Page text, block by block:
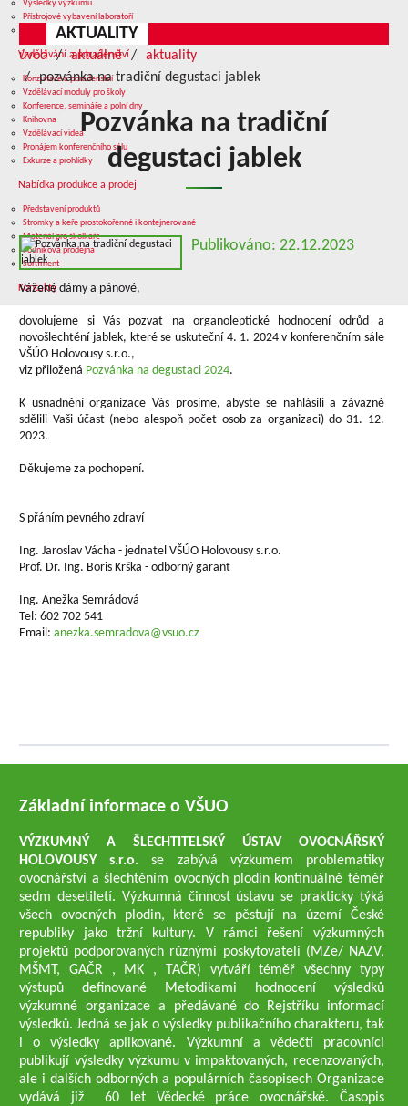
Výsledky výzkumu
Přístrojové vybavení laboratoří
Služby v oblasti výzkumu
Vzdělávání a poradenství
Konzultace a poradenství
Vzdělávací moduly pro školy
Konference, semináře a polní dny
Knihovna
Vzdělávací videa
Pronájem konferenčního sálu
Exkurze a prohlídky
Nabídka produkce a prodej
Představení produktů
Stromky a keře prostokořenné i kontejnerované
Materiál pro školkaře
Podniková prodejna
Sortiment
Kontakty
AKTUALITY
úvod aktuálně
aktuality
pozvánka na tradiční degustaci jablek
Pozvánka na tradiční
degustaci jablek
Publikováno: 22.12.2023
Vážené dámy a pánové,
dovolujeme si Vás pozvat na organoleptické hodnocení odrůd a
novošlechtění jablek, které se uskuteční 4. 1. 2024 v konferenčním sále
VŠÚO Holovousy s.r.o.,
viz přiložená Pozvánka na degustaci 2024.
K usnadnění organizace Vás prosíme, abyste se nahlásili a závazně
sdělili Vaši účast (nebo alespoň počet osob za organizaci) do 31. 12.
2023.
Děkujeme za pochopení.
S přáním pevného zdraví
Ing. Jaroslav Vácha - jednatel VŠÚO Holovousy s.r.o.
Prof. Dr. Ing. Boris Krška - odborný garant
Ing. Anežka Semrádová
Tel: 602 702 541
Email:anezka.semradova@vsuo.cz
Základní informace o VŠUO
VÝZKUMNÝ A ŠLECHTITELSKÝ ÚSTAV OVOCNÁŘSKÝ
HOLOVOUSY s.r.o.se zabývá výzkumem problematiky
ovocnářství a šlechtěním ovocných plodin kontinuálně téměř
sedm desetiletí. Výzkumná činnost ústavu se prakticky týká
všech ovocných plodin, které se pěstují na území České
republiky jako tržní kultury. V rámci řešení výzkumných
projektů podporovaných různými poskytovateli (MZe/ NAZV,
MŠMT, GAČR , MK , TAČR) vytváří téměř všechny typy
výstupů definované Metodikami hodnocení výsledků
výzkumné organizace a předávané do Rejstříku informací
výsledků. Jedná se jak o výsledky publikačního charakteru, tak
i o výsledky aplikované. Výzkumní a vědečtí pracovníci
publikují výsledky výzkumu v impaktovaných, recenzovaných,
ale i dalších odborných a populárních časopisech Organizace
vydává již 60 let Vědecké práce ovocnářské. Časopis